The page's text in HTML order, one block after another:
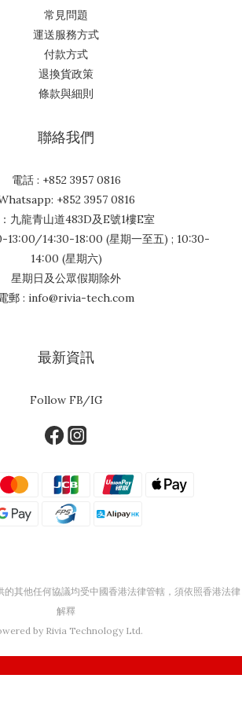
常見問題
運送服務方式
付款方式
退換貨政策
條款與細則
聯絡我們
電話 : +852 3957 0816
+852 3957 0816
九龍青山道483D及E號1樓E室
13:00/14:30-18:00 (星期一至五) ; 10:30-
14:00 (星期六)
星期日及公眾假期除外
郵 : info@rivia-tech.com
最新資訊
Follow FB/IG
的其他任何協議均受中國香港法律管轄，須依照香港法律
解釋
by Rivia Technology Ltd.